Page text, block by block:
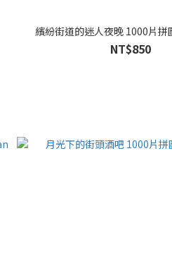
繽紛街道的迷人夜晚 1000片
NT$850